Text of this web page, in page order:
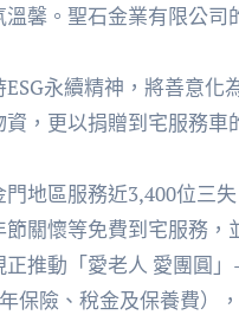
馨。聖石金業有限公司
永續精神，將善意化
，更以捐贈到宅服務
區服務近3,400位三
關懷等免費到宅服務
推動「愛老人 愛團圓
保險、稅金及保養費）